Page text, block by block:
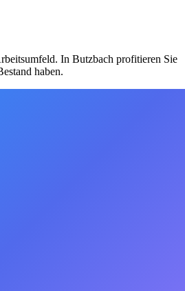
In Butzbach profitieren Sie
haben.